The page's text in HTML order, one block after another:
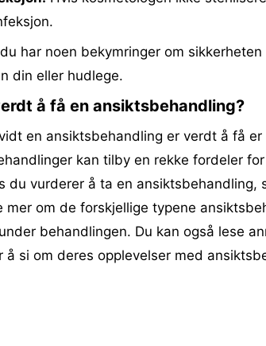
har noen bekymringer om
din eller hudlege.
å få en ansiktsbehandling?
en ansiktsbehandling er verdt å få er
kan tilby en rekke fordeler
du vurderer å ta en ansiktsbehandling,
om de forskjellige typene
behandlingen. Du kan også lese
å si om deres opplevelser med